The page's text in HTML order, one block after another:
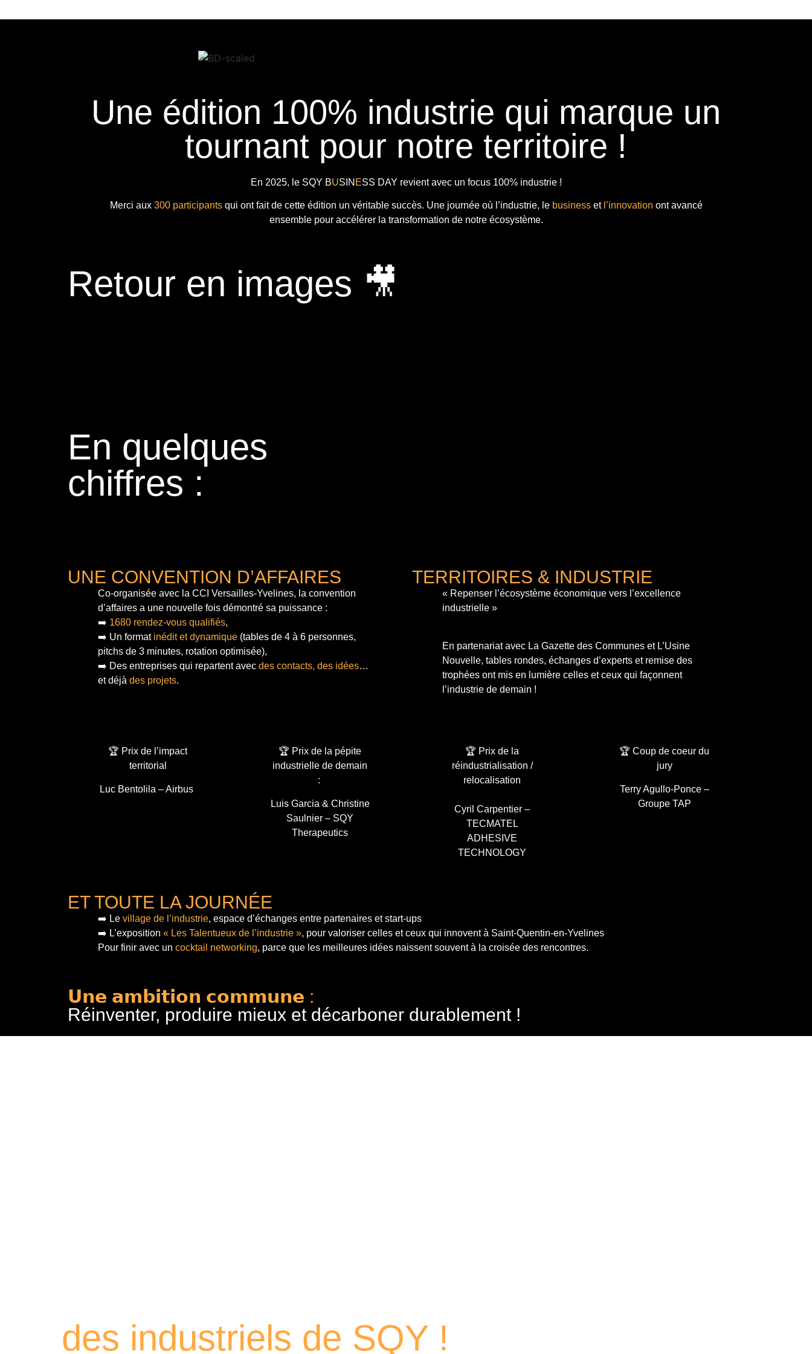
Une édition 100% industrie qui marque un
tournant pour notre territoire !
En 2025, le SQY BUSIN ESS DAY revient avec un focus 100% industrie !
Merci aux 300 participantsqui ont fait de cette édition un véritable succès. Une journée où l’industrie, le businesset l’innovation ont avancé
ensemble pour accélérer la transformation de notre écosystème.
Retour en images 🎥
En quelques
chiffres :
UNE CONVENTION D’AFFAIRES
Co-organisée avec la CCI Versailles-Yvelines, la convention
d’affaires a une nouvelle fois démontré sa puissance :
➡️ 1680 rendez-vous qualifiés,
➡️ Un format inédit et dynamique (tables de 4 à 6 personnes,
pitchs de 3 minutes, rotation optimisée),
➡️ Des entreprises qui repartent avec des contacts, des idées…
et déjà des projets.
TERRITOIRES & INDUSTRIE
« Repenser l’écosystème économique vers l’excellence
industrielle »
En partenariat avec La Gazette des Communes et L’Usine
Nouvelle, tables rondes, échanges d’experts et remise des
trophées ont mis en lumière celles et ceux qui façonnent
l’industrie de demain !
🏆 Prix de l’impact
territorial
Luc Bentolila – Airbus
🏆 Prix de la pépite
industrielle de demain
:
Luis Garcia & Christine
Saulnier – SQY
Therapeutics
🏆 Prix de la
réindustrialisation /
relocalisation
Cyril Carpentier –
TECMATEL
ADHESIVE
TECHNOLOGY
🏆 Coup de coeur du
jury
Terry Agullo-Ponce –
Groupe TAP
ET TOUTE LA JOURNÉE
➡️ Le village de l’industrie, espace d’échanges entre partenaires et start-ups
➡️ L’exposition « Les Talentueux de l’industrie », pour valoriser celles et ceux qui innovent à Saint-Quentin-en-Yvelines
Pour finir avec un cocktail networking, parce que les meilleures idées naissent souvent à la croisée des rencontres.
𝗨𝗻𝗲 𝗮𝗺𝗯𝗶𝘁𝗶𝗼𝗻 𝗰𝗼𝗺𝗺𝘂𝗻𝗲 :
Réinventer, produire mieux et décarboner durablement !
des industriels de SQY !